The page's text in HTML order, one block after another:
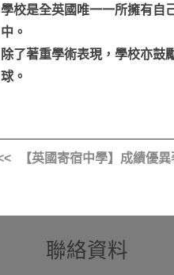
學校是全英國唯一一所擁有自
中。
除了著重學術表現，學校亦鼓
球。
【英國寄宿中學】成績優
聯絡資料